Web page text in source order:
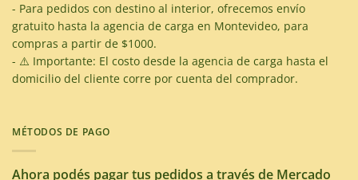
- Para pedidos con destino al interior, ofrecemos envío
gratuito hasta la agencia de carga en Montevideo, para
compras a partir de $1000.
- ⚠️ Importante: El costo desde la agencia de carga hasta el
domicilio del cliente corre por cuenta del comprador.
MÉTODOS DE PAGO
Ahora podés pagar tus pedidos a través de Mercado